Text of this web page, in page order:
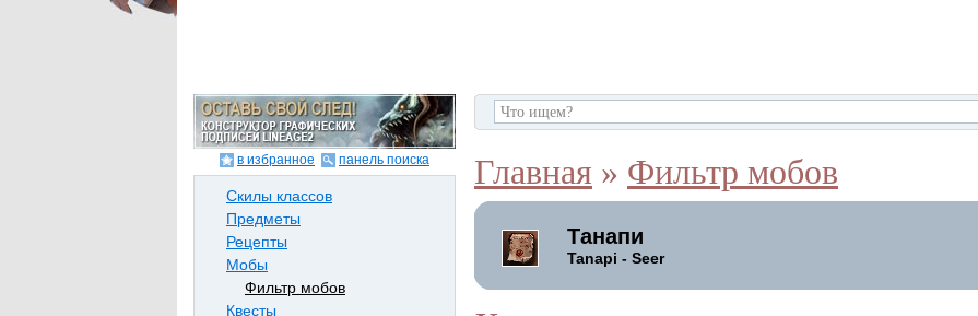
в избранное панель поиска
Скилы классов
Предметы
Рецепты
Мобы
Фильтр мобов
Квесты
Главная » Фильтр мобов
Танапи
Tanapi - Seer